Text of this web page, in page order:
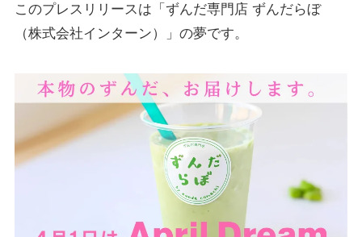
このプレスリリースは「ずんだ専門店 ずんだらぼ
（株式会社インターン）」の夢です。